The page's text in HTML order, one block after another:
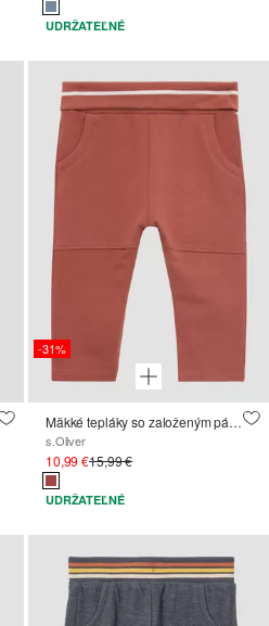
UDRŽATEĽNÉ
-31%
Mäkké tepláky so založeným pásom
s.Oliver
10,99 €15,99 €
UDRŽATEĽNÉ